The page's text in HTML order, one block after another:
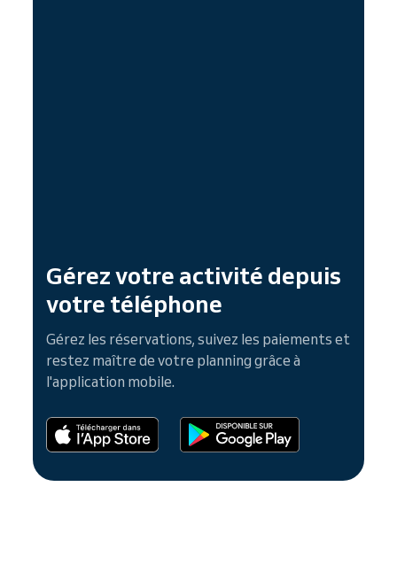
Gérez votre activité depuis
votre téléphone
Gérez les réservations, suivez les paiements et
restez maître de votre planning grâce à
l'application mobile.